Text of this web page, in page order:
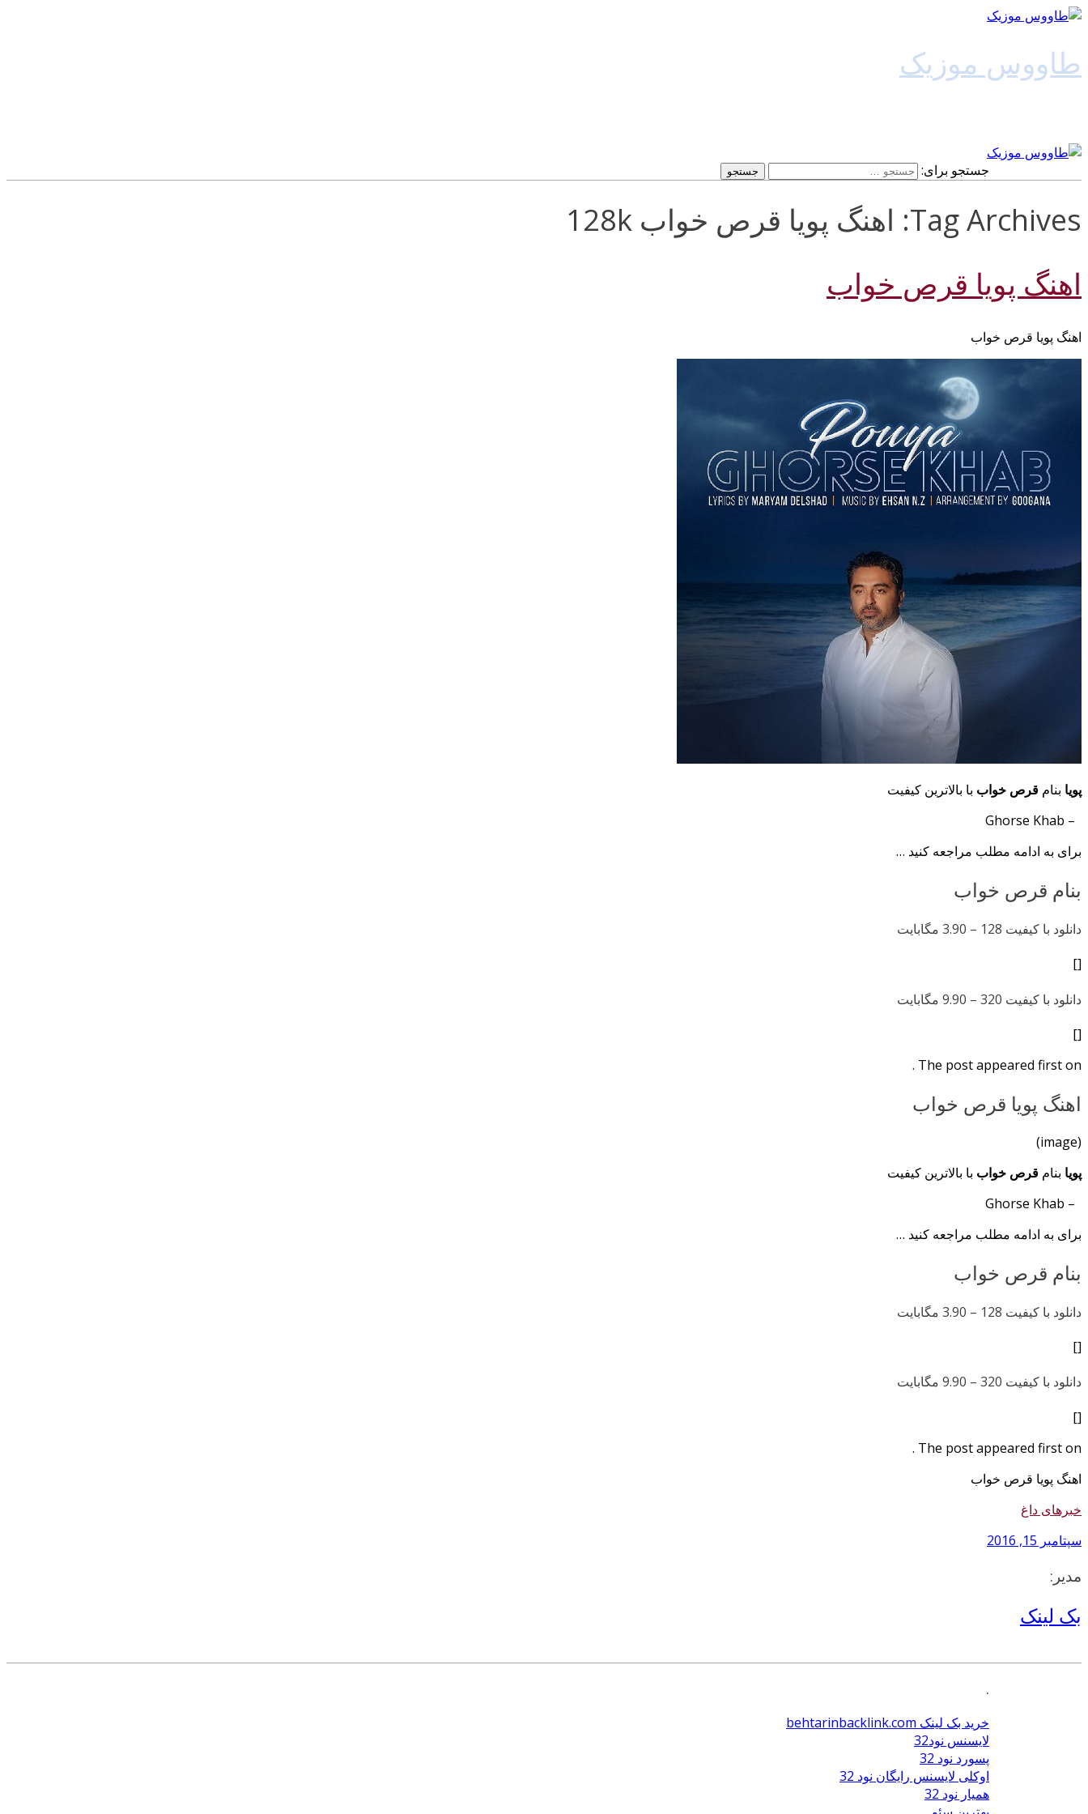
طاووس موزیک
جستجو برای:
Tag Archives: اهنگ پویا قرص خواب 128k
اهنگ پویا قرص خواب
اهنگ پویا قرص خواب
پویا بنام قرص خواب با بالاترین کیفیت
– Ghorse Khab
برای به ادامه مطلب مراجعه کنید …
بنام قرص خواب
دانلود با کیفیت 128 –
3.90 مگابایت
[]
دانلود با کیفیت 320 –
9.90 مگابایت
[]
The post appeared first on .
اهنگ پویا قرص خواب
(image)
پویا بنام قرص خواب با بالاترین کیفیت
– Ghorse Khab
برای به ادامه مطلب مراجعه کنید …
بنام قرص خواب
دانلود با کیفیت 128 –
3.90 مگابایت
[]
دانلود با کیفیت 320 –
9.90 مگابایت
[]
The post appeared first on .
اهنگ پویا قرص خواب
خبرهای داغ
سپتامبر 15, 2016
مدیر:
بک لینک
.
خرید بک لینک behtarinbacklink.com
لایسنس نود32
پسورد نود 32
اوکلی لایسنس رایگان نود 32
همیار نود 32